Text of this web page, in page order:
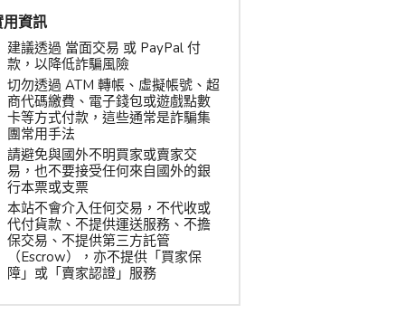
用資訊
建議透過 當面交易 或 PayPal 付
款，以降低詐騙風險
切勿透過 ATM 轉帳、虛擬帳號、超
商代碼繳費、電子錢包或遊戲點數
卡等方式付款，這些通常是詐騙集
團常用手法
請避免與國外不明買家或賣家交
易，也不要接受任何來自國外的銀
行本票或支票
本站不會介入任何交易，不代收或
代付貨款、不提供運送服務、不擔
保交易、不提供第三方託管
（Escrow），亦不提供「買家保
障」或「賣家認證」服務